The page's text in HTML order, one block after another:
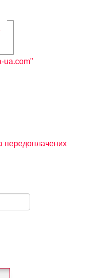
ua.com"
передоплачених